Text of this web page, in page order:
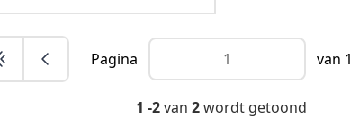
Pagina van 1
1 -2van 2wordt getoond